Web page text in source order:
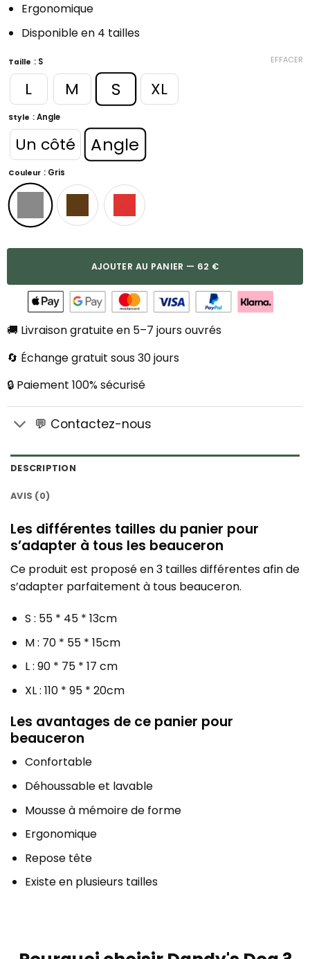
Ergonomique
Disponible en 4 tailles
Taille : S
L M S XL
Style : Angle
Un côté Angle
Couleur : Gris
EFFACER
AJOUTER AU PANIER — 62 €
🚚 Livraison gratuite en 5–7 jours ouvrés
🔄 Échange gratuit sous 30 jours
🔒 Paiement 100% sécurisé
💬 Contactez-nous
DESCRIPTION
AVIS (0)
Les différentes tailles du panier pour
s’adapter à tous les beauceron
Ce produit est proposé en 3 tailles différentes afin de
s’adapter parfaitement à tous beauceron.
S : 55 * 45 * 13cm
M : 70 * 55 * 15cm
L : 90 * 75 * 17 cm
XL : 110 * 95 * 20cm
Les avantages de ce panier pour
beauceron
Confortable
Déhoussable et lavable
Mousse à mémoire de forme
Ergonomique
Repose tête
Existe en plusieurs tailles